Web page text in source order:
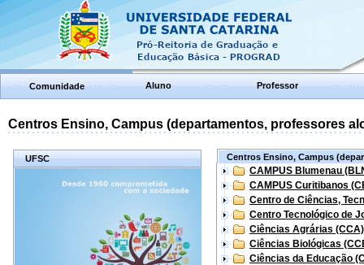
Comunidade Aluno Professor
Centros Ensino, Campus (departamentos, professores
UFSC Centros Ensino, Campus
CAMPUS Blumenau
CAMPUS Curitibanos
Centro de Ciências,
Centro Tecnológico de
Ciências Agrárias (CCA)
Ciências Biológicas
Ciências da Educação